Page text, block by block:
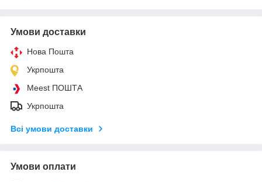
Умови доставки
Нова Пошта
Укрпошта
Meest ПОШТА
Укрпошта
Всі умови доставки
Умови оплати